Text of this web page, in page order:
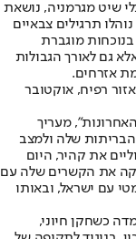
שיט מגרמניה, נושאת
תרגילים צבאיים
מוגברת
גם לאורך הגבולות
אזרחים.
רפיח, אוקטובר
מעריך
הבריתות שלה ולמצב
את קהיר, היום
את הקשרים שלה עם
עם ישראל, ובאותו
כשחקן חיוני,